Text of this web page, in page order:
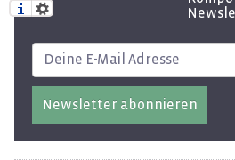
Newsletter abonnieren